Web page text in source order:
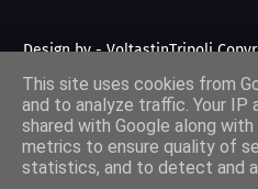
Design by -VoltastinTripoli
This site uses cookies from
and to analyze traffic. Your IP
shared with Google along
metrics to ensure quality of
statistics, and to detect and